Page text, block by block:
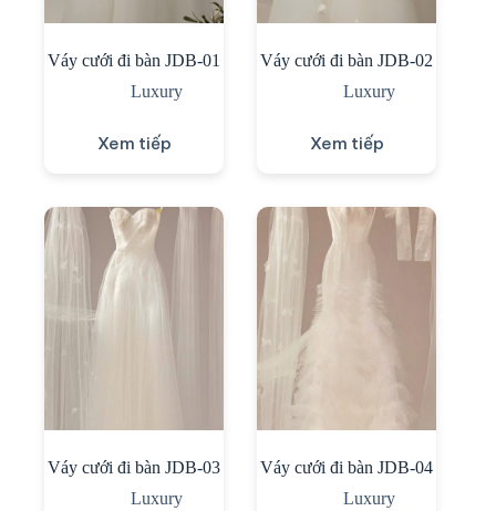
Váy cưới đi bàn JDB-01
Luxury
Xem tiếp
Váy cưới đi bàn JDB-02
Luxury
Xem tiếp
Váy cưới đi bàn JDB-03
Luxury
Váy cưới đi bàn JDB-04
Luxury